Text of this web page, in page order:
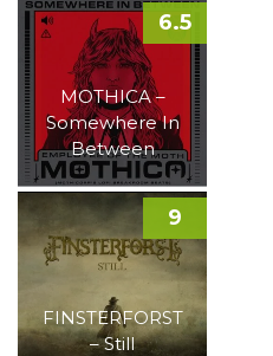
MOTHICA –
Somewhere In
Between
6.5
FINSTERFORST
– Still
9